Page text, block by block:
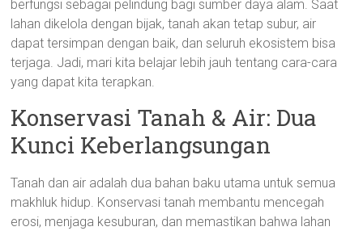
berfungsi sebagai pelindung bagi sumber daya alam. Saat
lahan dikelola dengan bijak, tanah akan tetap subur, air
dapat tersimpan dengan baik, dan seluruh ekosistem bisa
terjaga. Jadi, mari kita belajar lebih jauh tentang cara-cara
yang dapat kita terapkan.
Konservasi Tanah & Air: Dua
Kunci Keberlangsungan
Tanah dan air adalah dua bahan baku utama untuk semua
makhluk hidup. Konservasi tanah membantu mencegah
erosi, menjaga kesuburan, dan memastikan bahwa lahan